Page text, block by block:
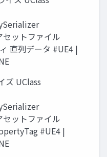
ットファイル
直列データ #UE4 |
ズ UClass
ットファイル
#UE4 |